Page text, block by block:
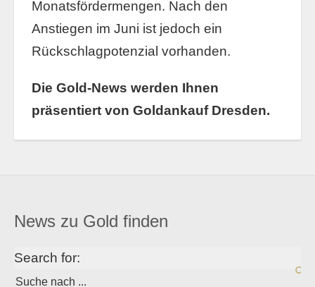
Monatsfördermengen. Nach den
Anstiegen im Juni ist jedoch ein
Rückschlagpotenzial vorhanden.
Die Gold-News werden Ihnen
präsentiert von Goldankauf Dresden.
News zu Gold finden
Search for: